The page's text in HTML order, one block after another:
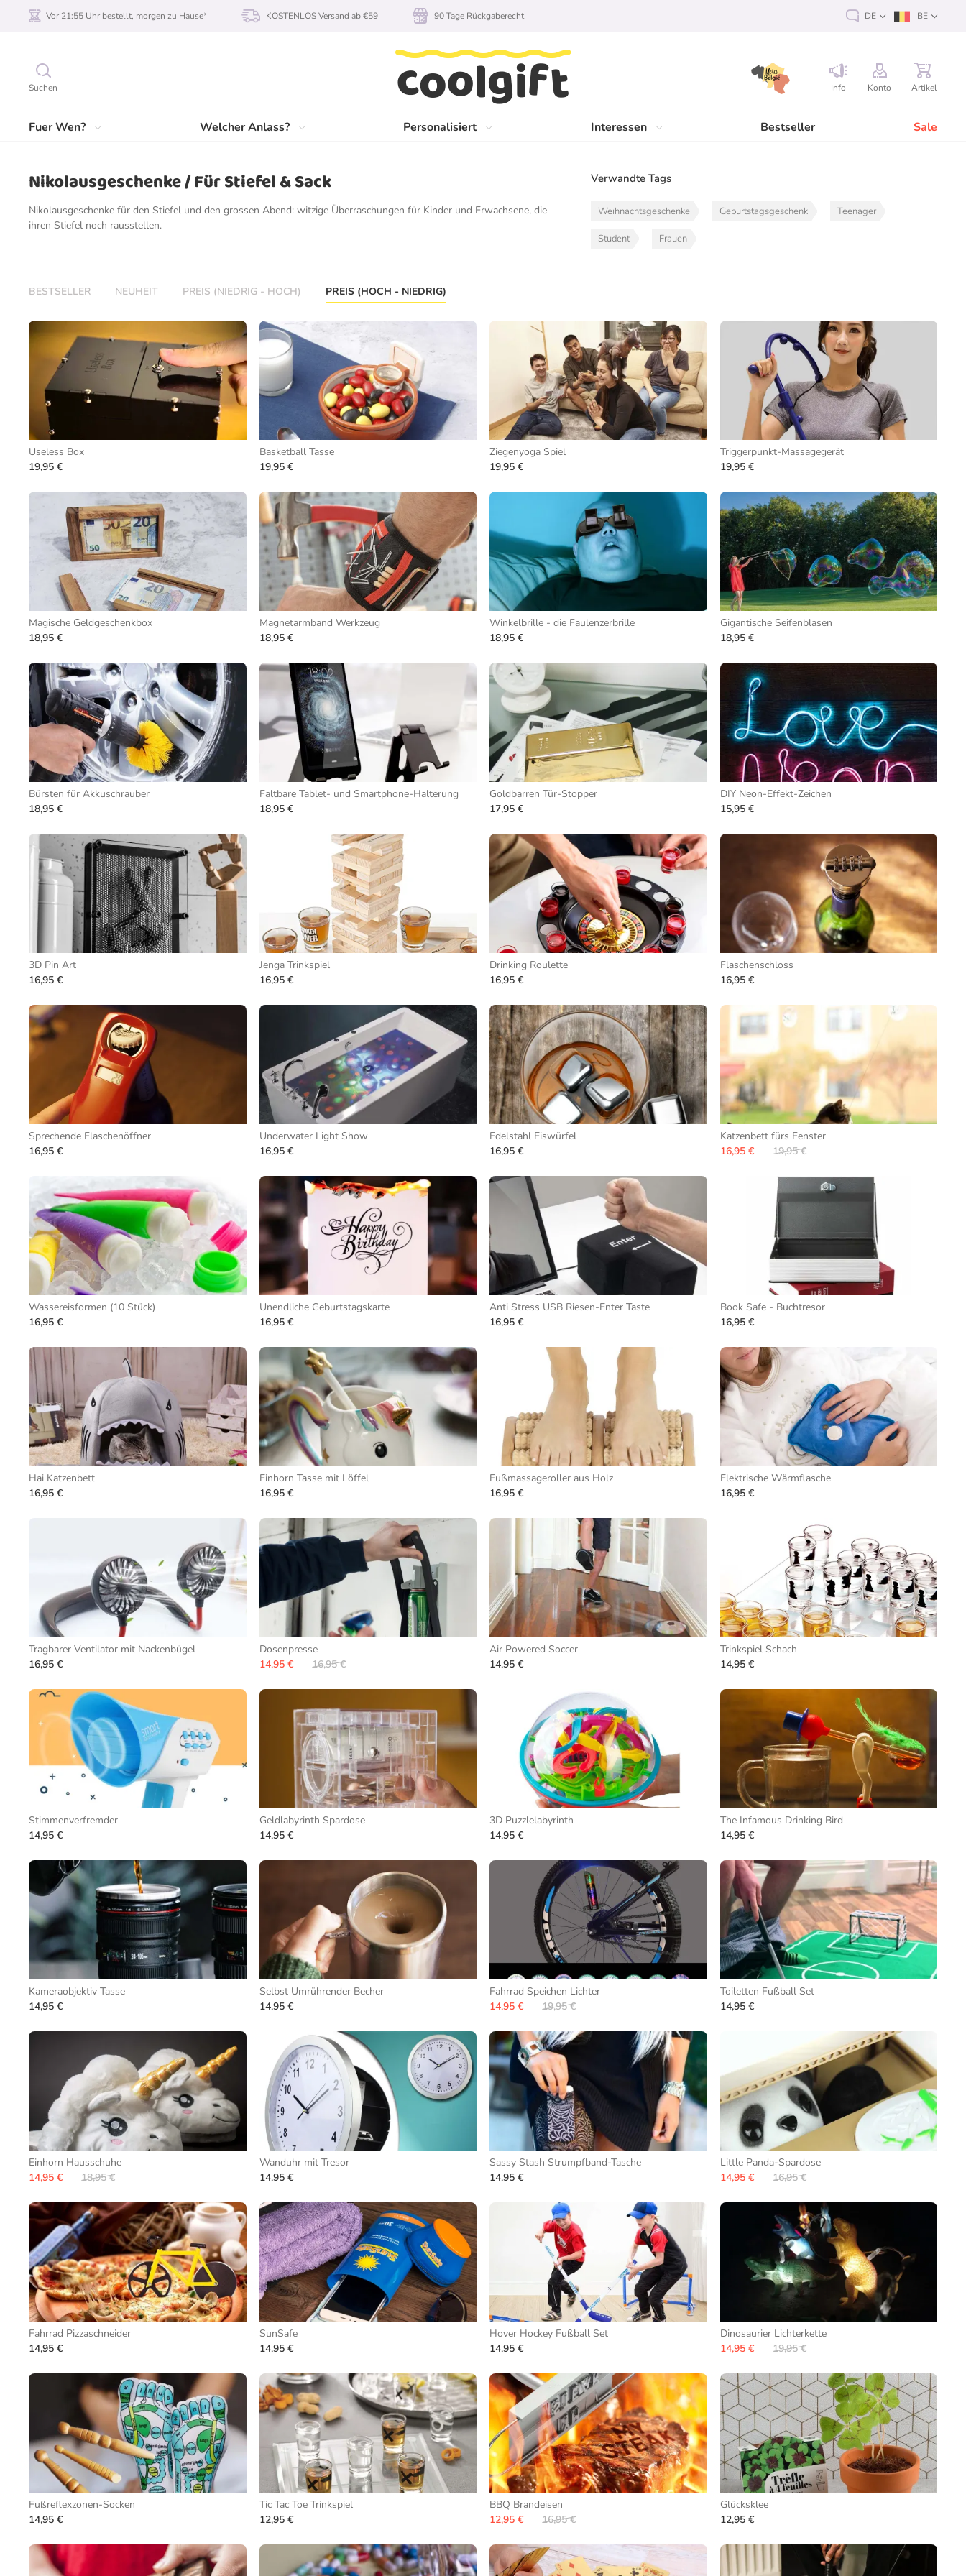
Suchen Info Konto Artikel
Fuer Wen? Welcher Anlass? Personalisiert Interessen Bestseller Sale
Vor 21:55 Uhr bestellt, morgen zu Hause* KOSTENLOS Versand ab €59 90 Tage Rückgaberecht DE BE
Nikolausgeschenke / Für Stiefel & Sack
Nikolausgeschenke für den Stiefel und den grossen Abend: witzige Überraschungen für Kinder und Erwachsene, die
ihren Stiefel noch rausstellen.
Verwandte Tags
Weihnachtsgeschenke Geburtstagsgeschenk Teenager
Student Frauen
BESTSELLER NEUHEIT PREIS (NIEDRIG - HOCH) PREIS (HOCH - NIEDRIG)
Useless Box
19,95 €
Basketball Tasse
19,95 €
Ziegenyoga Spiel
19,95 €
Triggerpunkt-Massagegerät
19,95 €
Magische Geldgeschenkbox
18,95 €
Magnetarmband Werkzeug
18,95 €
Winkelbrille - die Faulenzerbrille
18,95 €
Gigantische Seifenblasen
18,95 €
Bürsten für Akkuschrauber
18,95 €
Faltbare Tablet- und Smartphone-Halterung
18,95 €
Goldbarren Tür-Stopper
17,95 €
DIY Neon-Effekt-Zeichen
15,95 €
3D Pin Art
16,95 €
Jenga Trinkspiel
16,95 €
Drinking Roulette
16,95 €
Flaschenschloss
16,95 €
Sprechende Flaschenöffner
16,95 €
Underwater Light Show
16,95 €
Edelstahl Eiswürfel
16,95 €
Katzenbett fürs Fenster
16,95 €
19,95 €
Wassereisformen (10 Stück)
16,95 €
Unendliche Geburtstagskarte
16,95 €
Anti Stress USB Riesen-Enter Taste
16,95 €
Book Safe - Buchtresor
16,95 €
Hai Katzenbett
16,95 €
Einhorn Tasse mit Löffel
16,95 €
Fußmassageroller aus Holz
16,95 €
Elektrische Wärmflasche
16,95 €
Tragbarer Ventilator mit Nackenbügel
16,95 €
Dosenpresse
14,95 €
16,95 €
Air Powered Soccer
14,95 €
Trinkspiel Schach
14,95 €
Stimmenverfremder
14,95 €
Geldlabyrinth Spardose
14,95 €
3D Puzzlelabyrinth
14,95 €
The Infamous Drinking Bird
14,95 €
Kameraobjektiv Tasse
14,95 €
Selbst Umrührender Becher
14,95 €
Fahrrad Speichen Lichter
14,95 €
19,95 €
Toiletten Fußball Set
14,95 €
Einhorn Hausschuhe
14,95 €
18,95 €
Wanduhr mit Tresor
14,95 €
Sassy Stash Strumpfband-Tasche
14,95 €
Little Panda-Spardose
14,95 €
16,95 €
Fahrrad Pizzaschneider
14,95 €
SunSafe
14,95 €
Hover Hockey Fußball Set
14,95 €
Dinosaurier Lichterkette
14,95 €
19,95 €
Fußreflexzonen-Socken
14,95 €
Tic Tac Toe Trinkspiel
12,95 €
BBQ Brandeisen
12,95 €
16,95 €
Glücksklee
12,95 €